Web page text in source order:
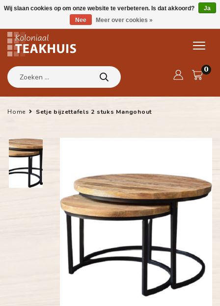
0
Home Setje bijzettafels 2 stuks Mangohout
Wij slaan cookies op om onze website te verbeteren. Is dat akkoord?
Ja
Nee
Meer over cookies »